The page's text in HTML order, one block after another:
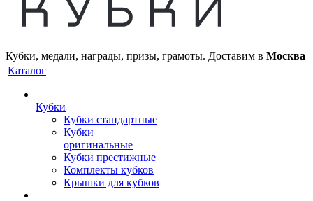
Кубки, медали, награды, призы, грамоты. Доставим в Москва
Каталог
Кубки
Кубки стандартные
Кубки
оригинальные
Кубки престижные
Комплекты кубков
Крышки для кубков